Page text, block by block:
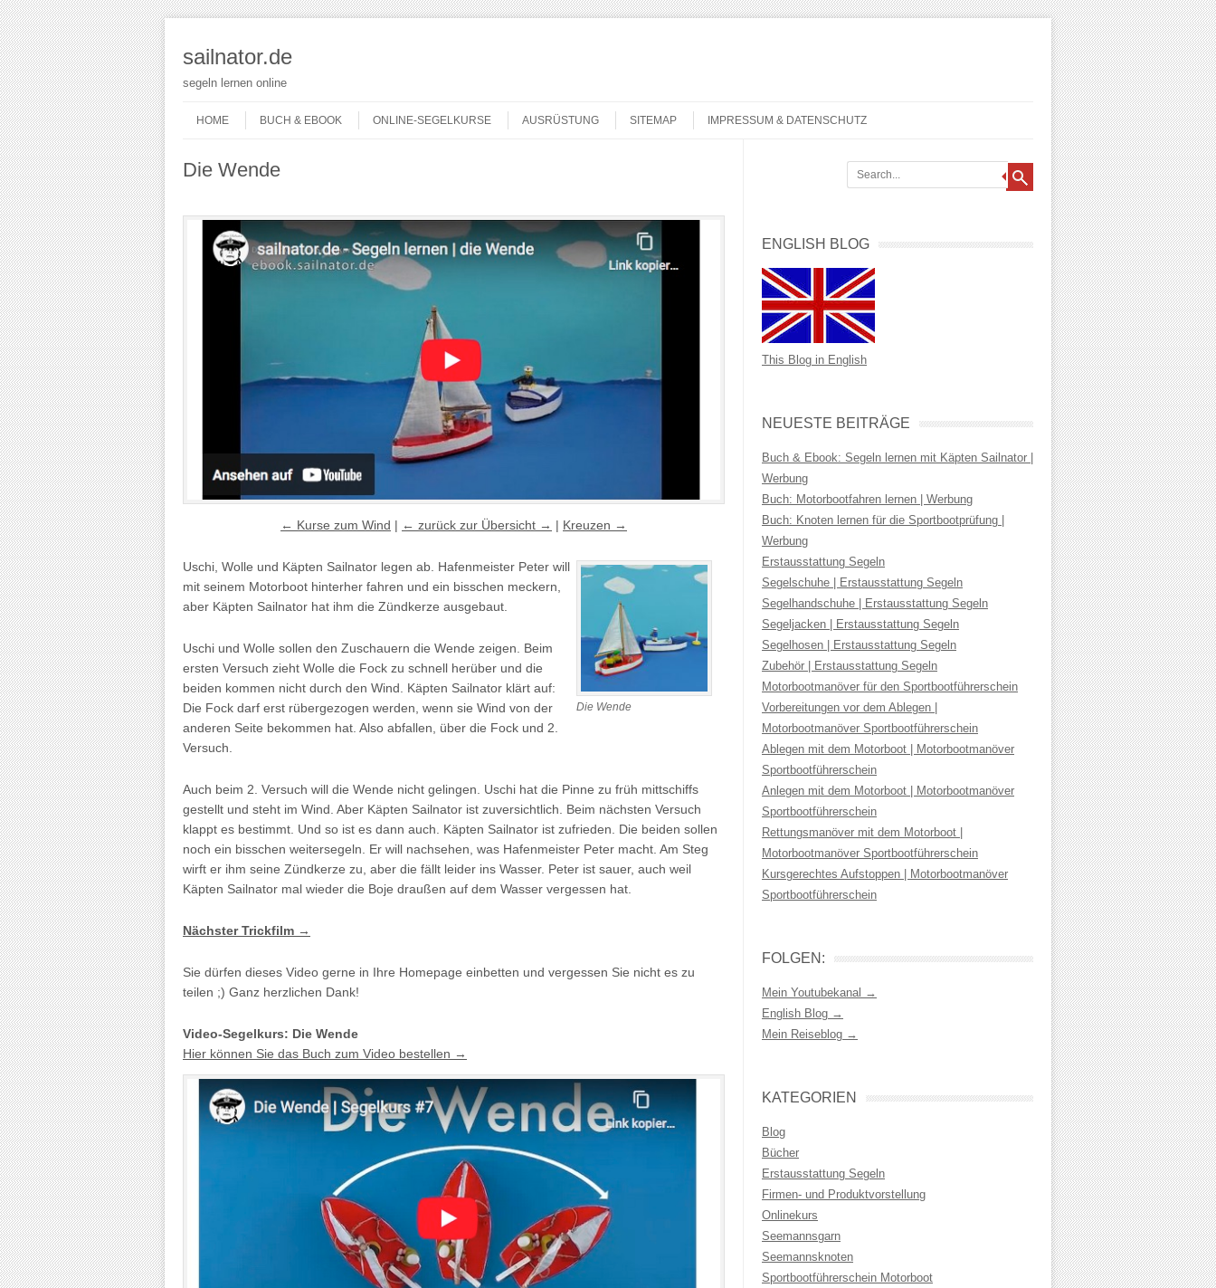
sailnator.de
segeln lernen online
Menu
HOME
BUCH & EBOOK ONLINE-SEGELKURSE AUSRÜSTUNG SITEMAP IMPRESSUM & DATENSCHUTZ
Die Wende
← Kurse zum Wind | ← zurück zur Übersicht → | Kreuzen →
Die Wende
Uschi, Wolle und Käpten Sailnator legen ab. Hafenmeister Peter will
mit seinem Motorboot hinterher fahren und ein bisschen meckern,
aber Käpten Sailnator hat ihm die Zündkerze ausgebaut.
Uschi und Wolle sollen den Zuschauern die Wende zeigen. Beim
ersten Versuch zieht Wolle die Fock zu schnell herüber und die
beiden kommen nicht durch den Wind. Käpten Sailnator klärt auf:
Die Fock darf erst rübergezogen werden, wenn sie Wind von der
anderen Seite bekommen hat. Also abfallen, über die Fock und 2.
Versuch.
Auch beim 2. Versuch will die Wende nicht gelingen. Uschi hat die Pinne zu früh mittschiffs
gestellt und steht im Wind. Aber Käpten Sailnator ist zuversichtlich. Beim nächsten Versuch
klappt es bestimmt. Und so ist es dann auch. Käpten Sailnator ist zufrieden. Die beiden sollen
noch ein bisschen weitersegeln. Er will nachsehen, was Hafenmeister Peter macht. Am Steg
wirft er ihm seine Zündkerze zu, aber die fällt leider ins Wasser. Peter ist sauer, auch weil
Käpten Sailnator mal wieder die Boje draußen auf dem Wasser vergessen hat.
Nächster Trickfilm →
Sie dürfen dieses Video gerne in Ihre Homepage einbetten und vergessen Sie nicht es zu
teilen ;) Ganz herzlichen Dank!
Video-Segelkurs: Die Wende
Hier können Sie das Buch zum Video bestellen →
ENGLISH BLOG
This Blog in English
NEUESTE BEITRÄGE
Buch & Ebook: Segeln lernen mit Käpten Sailnator |
Werbung
Buch: Motorbootfahren lernen | Werbung
Buch: Knoten lernen für die Sportbootprüfung |
Werbung
Erstausstattung Segeln
Segelschuhe | Erstausstattung Segeln
Segelhandschuhe | Erstausstattung Segeln
Segeljacken | Erstausstattung Segeln
Segelhosen | Erstausstattung Segeln
Zubehör | Erstausstattung Segeln
Motorbootmanöver für den Sportbootführerschein
Vorbereitungen vor dem Ablegen |
Motorbootmanöver Sportbootführerschein
Ablegen mit dem Motorboot | Motorbootmanöver
Sportbootführerschein
Anlegen mit dem Motorboot | Motorbootmanöver
Sportbootführerschein
Rettungsmanöver mit dem Motorboot |
Motorbootmanöver Sportbootführerschein
Kursgerechtes Aufstoppen | Motorbootmanöver
Sportbootführerschein
FOLGEN:
Mein Youtubekanal →
English Blog →
Mein Reiseblog →
KATEGORIEN
Blog
Bücher
Erstausstattung Segeln
Firmen- und Produktvorstellung
Onlinekurs
Seemannsgarn
Seemannsknoten
Sportbootführerschein Motorboot